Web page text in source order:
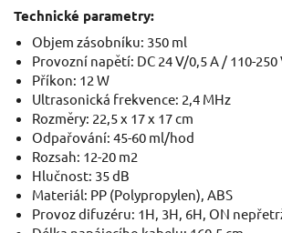
Technické parametry:
Objem zásobníku: 350 ml
Provozní napětí: DC 24 V/0,5 A / 110-250
Příkon: 12 W
Ultrasonická frekvence: 2,4 MHz
Rozměry: 22,5 x 17 x 17 cm
Odpařování: 45-60 ml/hod
Rozsah: 12-20 m2
Hlučnost: 35 dB
Materiál: PP (Polypropylen), ABS
Provoz difuzéru: 1H, 3H, 6H, ON